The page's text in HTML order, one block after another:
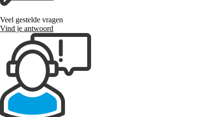
Veel gestelde vragen
Vind je antwoord